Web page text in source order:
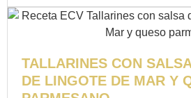
TALLARINES CON
DE LINGOTE DE MAR Y